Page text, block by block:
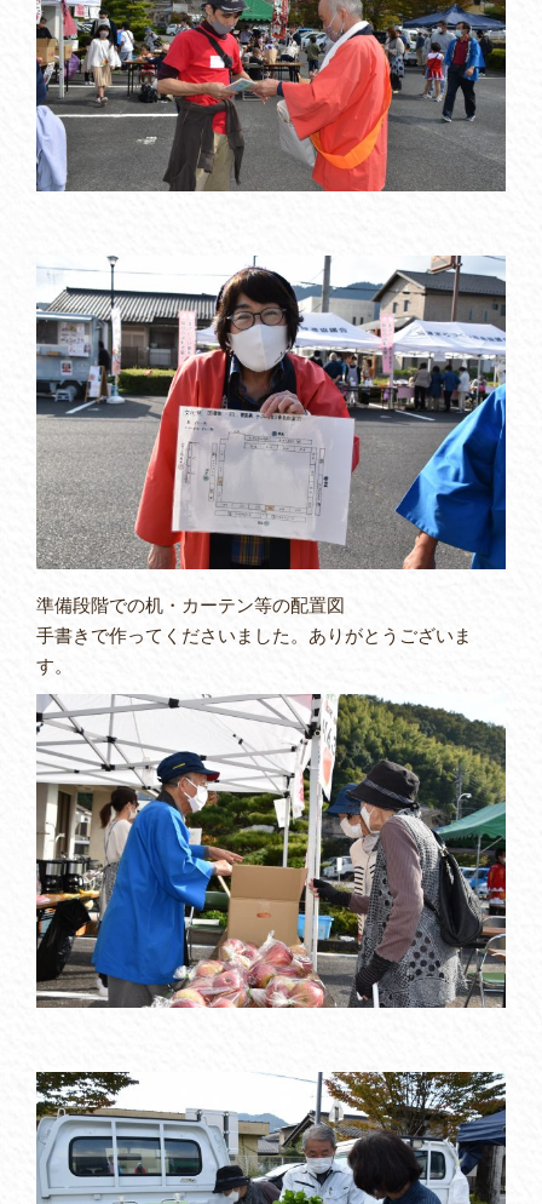
準備段階での机・カーテン等の配置図
手書きで作ってくださいました。ありがとうございま
す。